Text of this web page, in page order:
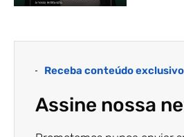
Receba conteúdo exclusivo
Assine nossa